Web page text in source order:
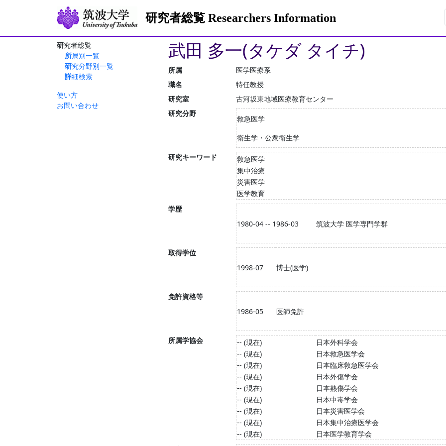
研究者総覧 Researchers Information
研究者総覧
所属別一覧
研究分野別一覧
詳細検索
使い方
お問い合わせ
武田 多一(タケダ タイチ)
所属
医学医療系
職名
特任教授
研究室
古河坂東地域医療教育センター
研究分野
救急医学
衛生学・公衆衛生学
研究キーワード
救急医学
集中治療
災害医学
医学教育
学歴
1980-04 -- 1986-03
筑波大学 医学専門学群
取得学位
1998-07
博士(医学)
免許資格等
1986-05
医師免許
所属学協会 -- (現在)
日本外科学会
-- (現在)
日本救急医学会
-- (現在)
日本臨床救急医学会
-- (現在)
日本外傷学会
-- (現在)
日本熱傷学会
-- (現在)
日本中毒学会
-- (現在)
日本災害医学会
-- (現在)
日本集中治療医学会
-- (現在)
日本医学教育学会